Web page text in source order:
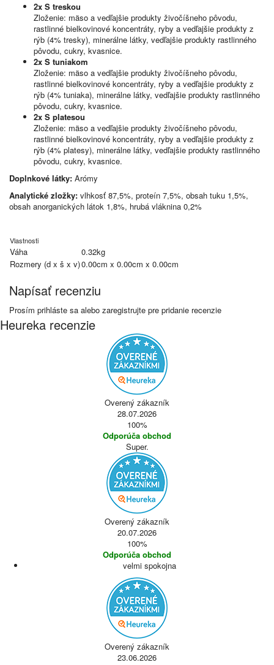
2x S treskou
Zloženie: mäso a vedľajšie produkty živočíšneho pôvodu,
rastlinné bielkovinové koncentráty, ryby a vedľajšie produkty z
rýb (4% tresky), minerálne látky, vedľajšie produkty rastlinného
pôvodu, cukry, kvasnice.
2x S tuniakom
Zloženie: mäso a vedľajšie produkty živočíšneho pôvodu,
rastlinné bielkovinové koncentráty, ryby a vedľajšie produkty z
rýb (4% tuniaka), minerálne látky, vedľajšie produkty rastlinného
pôvodu, cukry, kvasnice.
2x S platesou
Zloženie: mäso a vedľajšie produkty živočíšneho pôvodu,
rastlinné bielkovinové koncentráty, ryby a vedľajšie produkty z
rýb (4% platesy), minerálne látky, vedľajšie produkty rastlinného
pôvodu, cukry, kvasnice.
Doplnkové látky: Arómy
Analytické zložky: vlhkosť 87,5%, proteín 7,5%, obsah tuku 1,5%,
obsah anorganických látok 1,8%, hrubá vláknina 0,2%
Vlastnosti
Váha
0.32kg
Rozmery (d x š x v)0.00cm x 0.00cm x 0.00cm
Napísať recenziu
Prosím prihláste sa alebo zaregistrujte pre pridanie recenzie
Heureka recenzie
Overený zákazník
28.07.2026
100%
Odporúča obchod
Super.
Overený zákazník
20.07.2026
100%
Odporúča obchod
velmi spokojna
Overený zákazník
23.06.2026